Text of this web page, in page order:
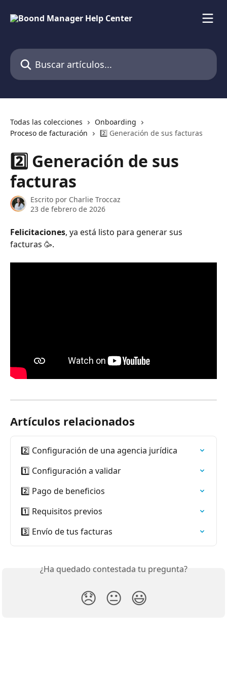
Buscar artículos...
Todas las colecciones
Onboarding
Proceso de facturación
2️⃣ Generación de sus facturas
2️⃣ Generación de sus
facturas
Escrito por Charlie Troccaz
23 de febrero de 2026
Felicitaciones, ya está listo para generar sus
facturas 🥳.
Artículos relacionados
2️⃣ Configuración de una agencia jurídica
1️⃣ Configuración a validar
2️⃣ Pago de beneficios
1️⃣ Requisitos previos
3️⃣ Envío de tus facturas
¿Ha quedado contestada tu pregunta?
😞 😐 😃